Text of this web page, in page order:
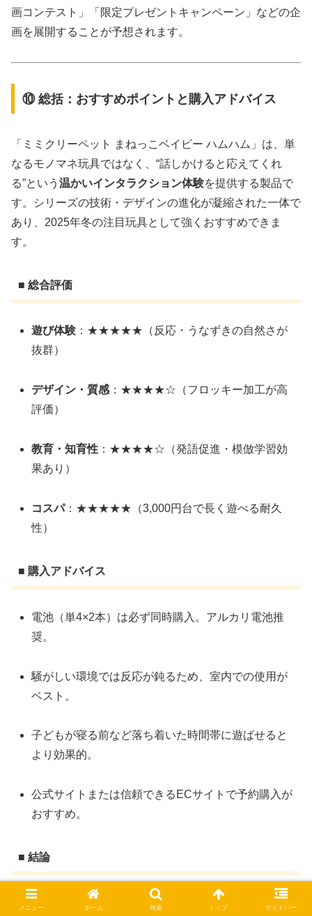
画コンテスト」「限定プレゼントキャンペーン」などの企
画を展開することが予想されます。
⑩ 総括：おすすめポイントと購入アドバイス
「ミミクリーペット まねっこベイビー ハムハム」は、単
なるモノマネ玩具ではなく、“話しかけると応えてくれ
る”という 温かいインタラクション体験を提供する製品で
す。シリーズの技術・デザインの進化が凝縮された一体で
あり、2025年冬の注目玩具として強くおすすめできま
す。
■ 総合評価
遊び体験 ：★★★★★（反応・うなずきの自然さが
抜群）
デザイン・質感 ：★★★★☆（フロッキー加工が高
評価）
教育・知育性 ：★★★★☆（発語促進・模倣学習効
果あり）
コスパ：★★★★★（3,000円台で長く遊べる耐久
性）
■ 購入アドバイス
電池（単4×2本）は必ず同時購入。アルカリ電池推
奨。
騒がしい環境では反応が鈍るため、室内での使用が
ベスト。
子どもが寝る前など落ち着いた時間帯に遊ばせると
より効果的。
公式サイトまたは信頼できるECサイトで予約購入が
おすすめ。
■ 結論
本製品は、「小さくてもちゃんと応えてくれる存在」とい
メニュー ホーム 検索 トップ サイドバー